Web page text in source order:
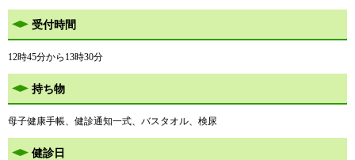
受付時間
12時45分から13時30分
持ち物
母子健康手帳、健診通知一式、バスタオル、検尿
健診日